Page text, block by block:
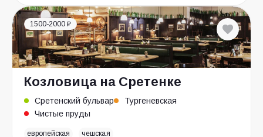
1500-2000 ₽
Козловица на Сретенке
Сретенский бульвар
Тургеневская
Чистые пруды
европейская чешская